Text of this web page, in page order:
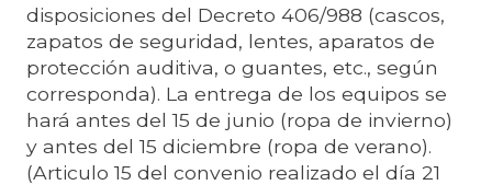
disposiciones del Decreto 406/988 (cascos,
zapatos de seguridad, lentes, aparatos de
protección auditiva, o guantes, etc., según
corresponda). La entrega de los equipos se
hará antes del 15 de junio (ropa de invierno)
y antes del 15 diciembre (ropa de verano).
(Articulo 15 del convenio realizado el día 21